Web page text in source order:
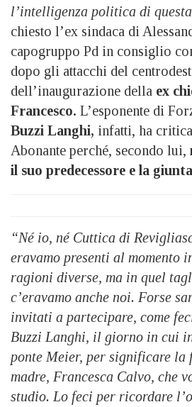
l’intelligenza politica di
chiesto l’ex sindaca di
capogruppo Pd in consiglio
dopo gli attacchi del
dell’inaugurazione della ex
Francesco. L’esponente di
Buzzi Langhi, infatti, ha
Abonante perché, secondo lui,
il suo predecessore e la
“Né io, né Cuttica di
eravamo presenti al momento
ragioni diverse, ma in quel
c’eravamo anche noi. Forse
invitati a partecipare, come
Buzzi Langhi, il giorno in cui
ponte Meier, per significare la
madre, Francesca Calvo, che
studio. Lo feci per ricordare